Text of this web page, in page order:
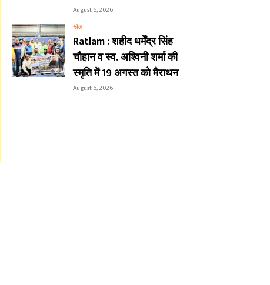
August 6, 2026
खेल
Ratlam : शहीद धर्मेंद्र सिंह
चौहान व स्व. अश्विनी शर्मा की
स्मृति में 19 अगस्त को मैराथन
August 6, 2026